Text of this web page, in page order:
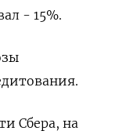
- 15%.
Сбера, на